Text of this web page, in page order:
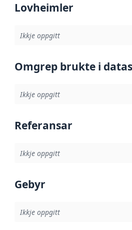
Lovheimler
Ikkje oppgitt
Omgrep brukte i
Ikkje oppgitt
Referansar
Ikkje oppgitt
Gebyr
Ikkje oppgitt